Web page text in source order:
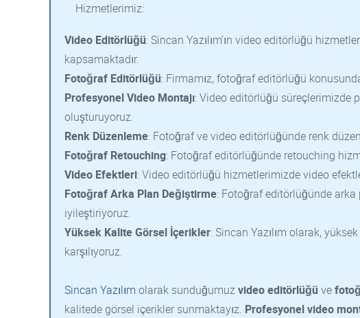
Hizmetlerimiz:
Video Editörlüğü: Sincan Yazılım’ın video editörlüğü
kapsamaktadır.
Fotoğraf Editörlüğü: Firmamız, fotoğraf editörlüğü
Profesyonel Video Montajı: Video editörlüğü süreçlerimizde
oluşturuyoruz.
Renk Düzenleme: Fotoğraf ve video editörlüğünde renk
Fotoğraf Retouching: Fotoğraf editörlüğünde retouching
Video Efektleri: Video editörlüğü hizmetlerimizde video
Fotoğraf Arka Plan Değiştirme: Fotoğraf editörlüğünde
iyileştiriyoruz.
Yüksek Kalite Görsel İçerikler: Sincan Yazılım olarak,
karşılıyoruz.
Sincan Yazılım olarak sunduğumuzvideo editörlüğü ve
kalitede görsel içerikler sunmaktayız. Profesyonel video